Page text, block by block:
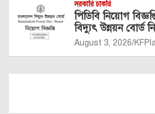
সরকারি চাকরি
পিডিবি নিয়োগ
বিদ্যুৎ উন্নয়ন বোর্ড
August 3, 2026